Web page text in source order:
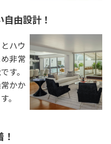
由設計！
ハウ
非常
す。
かか
。